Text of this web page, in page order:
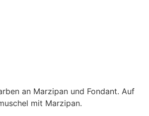
an Marzipan und Fondant. Auf
mit Marzipan.